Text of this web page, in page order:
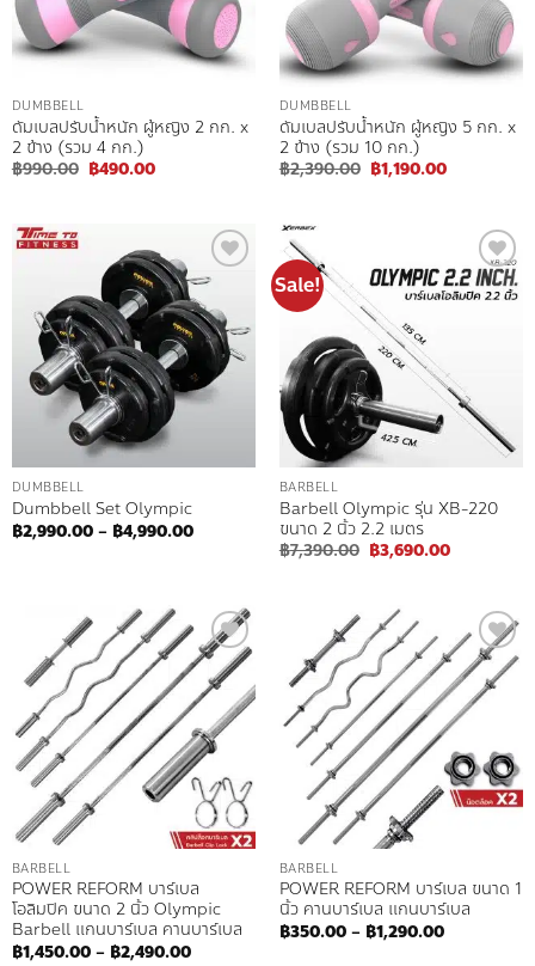
DUMBBELL
ดัมเบลปรับน้ำหนัก ผู้หญิง 2 กก. x
2 ข้าง (รวม 4 กก.)
฿990.00 Original
price
฿490.00Current
DUMBBELL
ดัมเบลปรับน้ำหนัก ผู้หญิง 5 กก. x
2 ข้าง (รวม 10 กก.)
฿2,390.00 Original
price
฿1,190.00Current
Add to
wishlist
DUMBBELL
Dumbbell Set Olympic
฿2,990.00 – ฿4,990.00Price
Sale! Add to
wishlist
BARBELL
Barbell Olympic รุ่น XB-220
ขนาด 2 นิ้ว 2.2 เมตร
฿7,390.00 Original
price
฿3,690.00Current
Add to
wishlist
BARBELL
POWER REFORM บาร์เบล
โอลิมปิค ขนาด 2 นิ้ว Olympic
Barbell แกนบาร์เบล คานบาร์เบล
฿1,450.00 – ฿2,490.00Price
Add to
wishlist
BARBELL
POWER REFORM บาร์เบล ขนาด 1
นิ้ว คานบาร์เบล แกนบาร์เบล
฿350.00 – ฿1,290.00Price